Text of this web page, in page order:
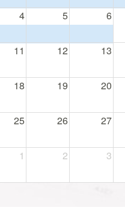
4 5 6
11 12 13
18 19 20
25 26 27
1 2 3